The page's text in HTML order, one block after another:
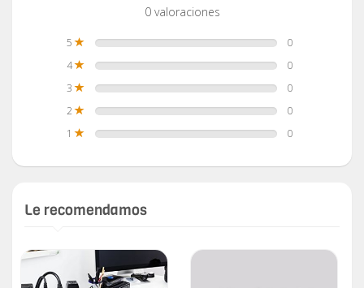
0 valoraciones
5
0
4
0
3
0
2
0
1
0
Le recomendamos